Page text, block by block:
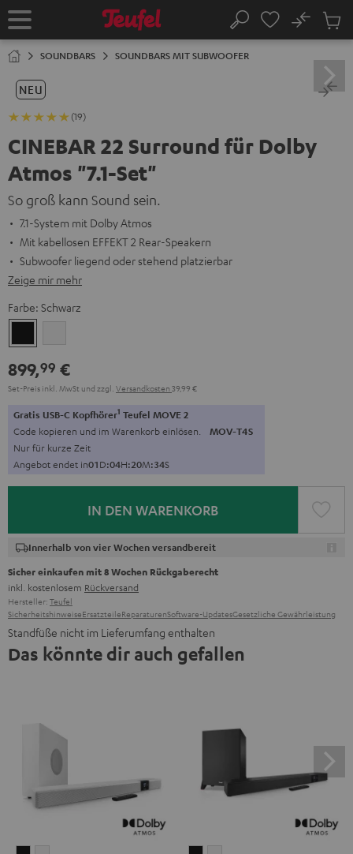
Startseite Suche
No
SOUNDBARS SOUNDBARS MIT SUBWOOFER
NEU
(19)
CINEBAR 22 Surround für Dolby
Atmos "7.1-Set"
So groß kann Sound sein.
7.1-System mit Dolby Atmos
Mit kabellosen EFFEKT 2 Rear-Speakern
Subwoofer liegend oder stehend platzierbar
Zeige mir mehr
Farbe: Schwarz
899,99 €
Set-Preis inkl. MwSt und zzgl. Versandkosten 39,99 €
Gratis USB-C Kopfhörer1 Teufel MOVE 2
Code kopieren und im Warenkorb einlösen. MOV-T4S
Nur für kurze Zeit
Angebot endet in01D:04H:20M:32S
IN DEN WARENKORB
Innerhalb von vier Wochen versandbereit
Sicher einkaufen mit 8 Wochen Rückgaberecht
inkl. kostenlosem Rückversand
Hersteller: Teufel
SicherheitshinweiseErsatzteileReparaturenSoftware-UpdatesGesetzliche Gewährleistung
Standfüße nicht im Lieferumfang enthalten
Das könnte dir auch gefallen